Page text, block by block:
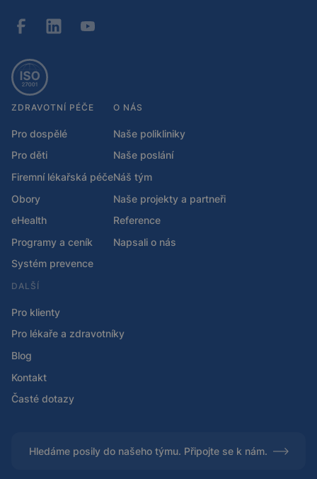
ZDRAVOTNÍ PÉČE
Pro dospělé
Pro děti
Firemní lékařská péče
Obory
eHealth
Programy a ceník
Systém prevence
O NÁS
Naše polikliniky
Naše poslání
Náš tým
Naše projekty a partneři
Reference
Napsali o nás
DALŠÍ
Pro klienty
Pro lékaře a zdravotníky
Blog
Kontakt
Časté dotazy
Hledáme posily do našeho týmu. Připojte se k nám.